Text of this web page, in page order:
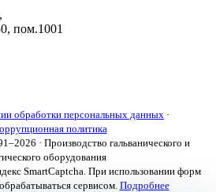
пом.1001
обработки персональных данных ·
политика
· Производство гальванического и
оборудования
SmartCaptcha. При использовании форм
сервисом. Подробнее